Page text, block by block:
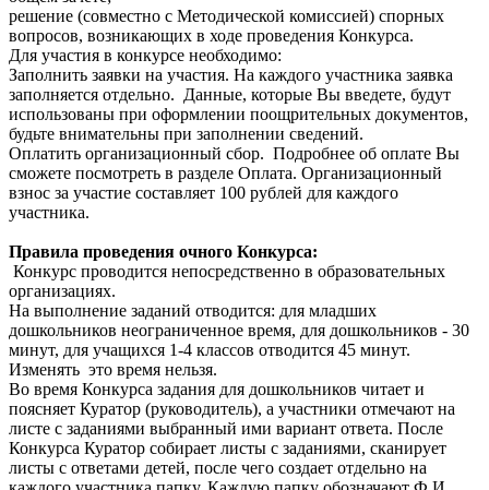
решение (совместно с Методической комиссией) спорных
вопросов, возникающих в ходе проведения Конкурса.
Для участия в конкурсе необходимо:
Заполнить заявки на участия. На каждого участника заявка
заполняется отдельно. Данные, которые Вы введете, будут
использованы при оформлении поощрительных документов,
будьте внимательны при заполнении сведений.
Оплатить организационный сбор. Подробнее об оплате Вы
сможете посмотреть в разделе Оплата. Организационный
взнос за участие составляет 100 рублей для каждого
участника.
Правила проведения очного Конкурса:
Конкурс проводится непосредственно в образовательных
организациях.
На выполнение заданий отводится: для младших
дошкольников неограниченное время, для дошкольников - 30
минут, для учащихся 1-4 классов отводится 45 минут.
Изменять это время нельзя.
Во время Конкурса задания для дошкольников читает и
поясняет Куратор (руководитель), а участники отмечают на
листе с заданиями выбранный ими вариант ответа. После
Конкурса Куратор собирает листы с заданиями, сканирует
листы с ответами детей, после чего создает отдельно на